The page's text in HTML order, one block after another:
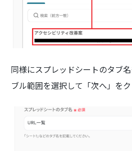
同様にスプレッドシートのタブ
ブル範囲を選択して「次へ」をク